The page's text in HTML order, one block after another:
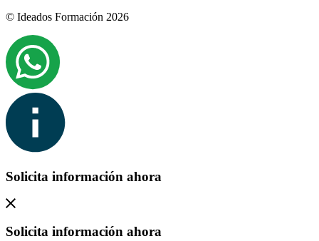
© Ideados Formación 2026
Solicita información ahora
Solicita información ahora